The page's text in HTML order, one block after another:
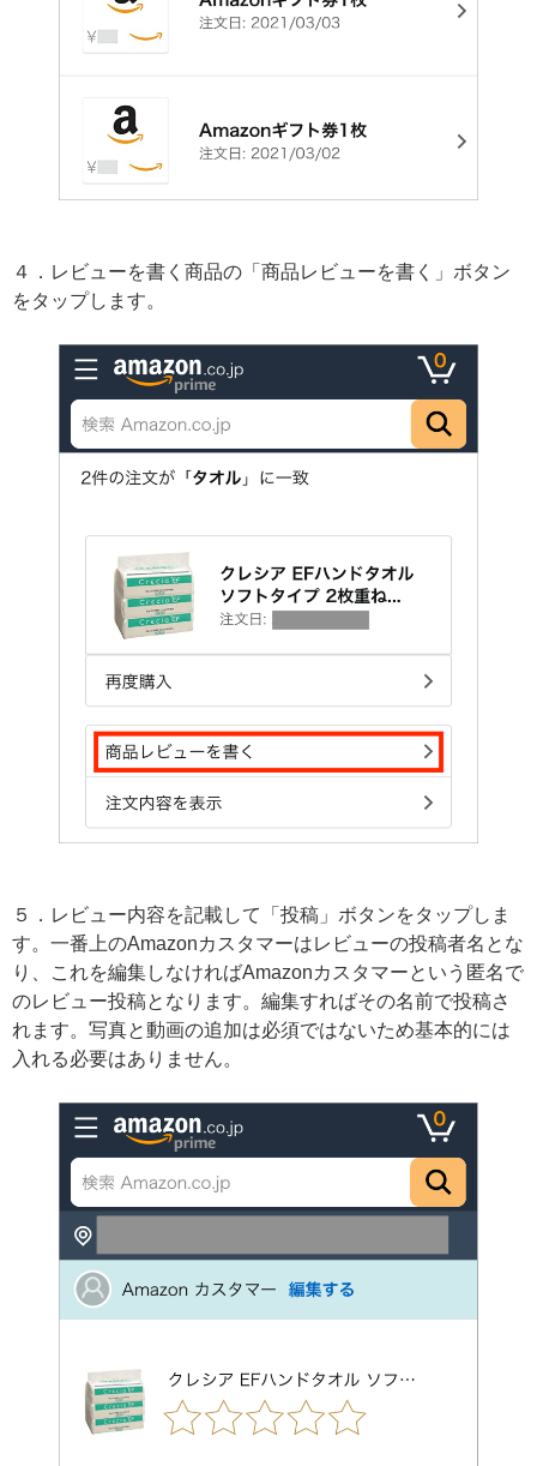
４．レビューを書く商品の「商品レビューを書く」ボタン
をタップします。
５．レビュー内容を記載して「投稿」ボタンをタップしま
す。一番上のAmazonカスタマーはレビューの投稿者名とな
り、これを編集しなければAmazonカスタマーという匿名で
のレビュー投稿となります。編集すればその名前で投稿さ
れます。写真と動画の追加は必須ではないため基本的には
入れる必要はありません。